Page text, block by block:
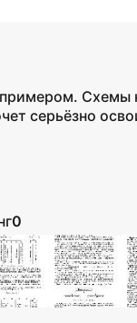
Схемы
серьёзно
0